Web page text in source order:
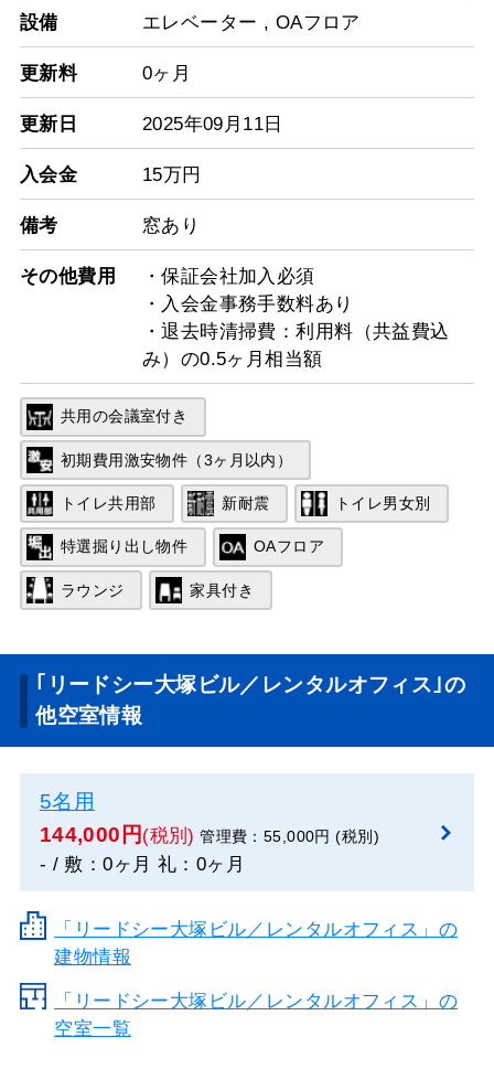
設備 エレベーター , OAフロア
更新料 0ヶ月
更新日 2025年09月11日
入会金 15万円
備考 窓あり
その他費用
・保証会社加入必須
・入会金事務手数料あり
・退去時清掃費：利用料（共益費込
み）の0.5ヶ月相当額
共用の会議室付き
初期費用激安物件（3ヶ月以内）
トイレ共用部 新耐震 トイレ男女別
特選掘り出し物件 OAフロア
ラウンジ 家具付き
｢リードシー大塚ビル／レンタルオフィス｣の
他空室情報
5名用
144,000円 (税別) 管理費：55,000円 (税別)
- / 敷：0ヶ月 礼：0ヶ月
「リードシー大塚ビル／レンタルオフィス」の
建物情報
「リードシー大塚ビル／レンタルオフィス」の
空室一覧